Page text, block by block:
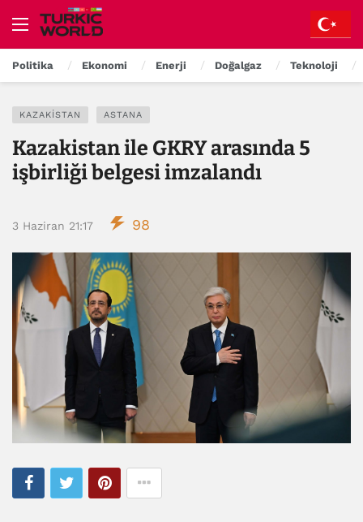
Politika Ekonomi Enerji Doğalgaz Teknoloji
KAZAKISTAN ASTANA
Kazakistan ile GKRY arasında 5
işbirliği belgesi imzalandı
3 Haziran 21:17 98